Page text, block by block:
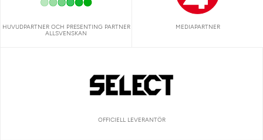
HUVUDPARTNER OCH PRESENTING PARTNER
ALLSVENSKAN
MEDIAPARTNER
OFFICIELL LEVERANTÖR